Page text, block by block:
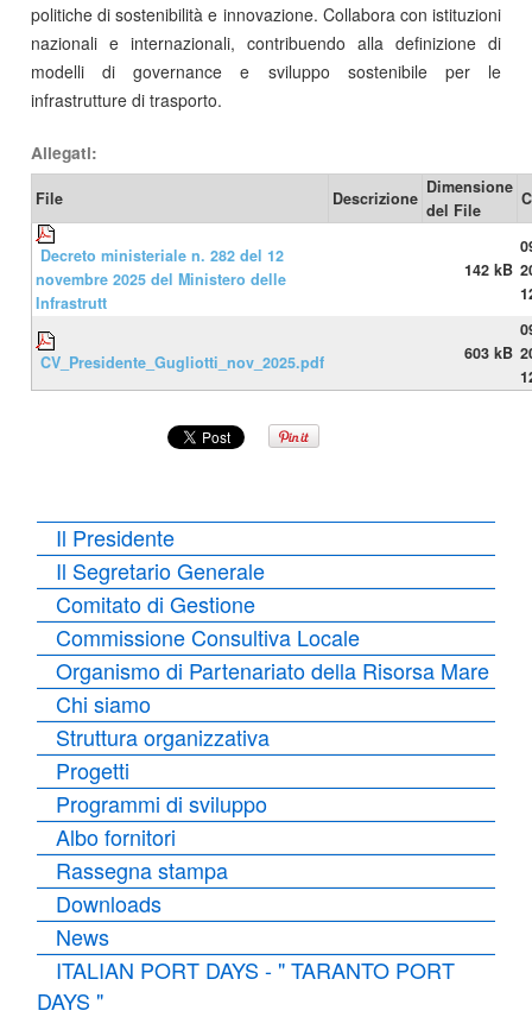
politiche di sostenibilità e innovazione. Collabora con istituzioni
nazionali e internazionali, contribuendo alla definizione di
modelli di governance e sviluppo sostenibile per le
infrastrutture di trasporto.
Allegati:
File Descrizione
Dimensione
del File
Decreto ministeriale n. 282 del 12
novembre 2025 del Ministero delle
Infrastrutt
142 kB
CV_Presidente_Gugliotti_nov_2025.pdf 603 kB
Il Presidente
Il Segretario Generale
Comitato di Gestione
Commissione Consultiva Locale
Organismo di Partenariato della Risorsa Mare
Chi siamo
Struttura organizzativa
Progetti
Programmi di sviluppo
Albo fornitori
Rassegna stampa
Downloads
News
ITALIAN PORT DAYS - " TARANTO PORT
DAYS "